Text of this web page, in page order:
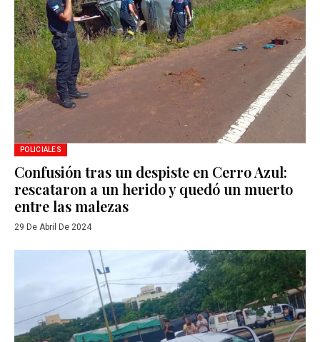
POLICIALES
Confusión tras un despiste en Cerro Azul:
rescataron a un herido y quedó un muerto
entre las malezas
29 De Abril De 2024